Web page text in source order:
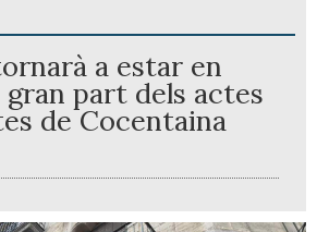
a estar en
part dels actes
de Cocentaina